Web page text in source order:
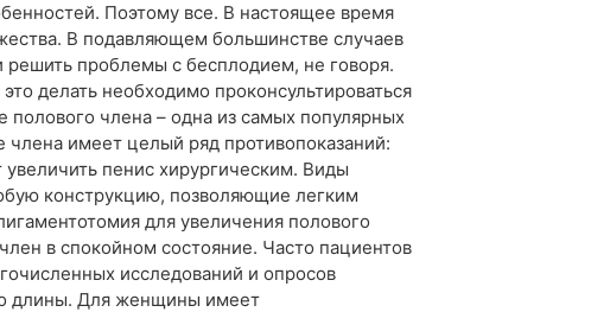
Поэтому все. В настоящее время
В подавляющем большинстве случаев
решить проблемы с бесплодием, не говоря.
делать необходимо проконсультироваться
полового члена – одна из самых популярных
члена имеет целый ряд противопоказаний:
пенис хирургическим. Виды
конструкцию, позволяющие легким
для увеличения полового
в спокойном состояние. Часто пациентов
исследований и опросов
длины. Для женщины имеет